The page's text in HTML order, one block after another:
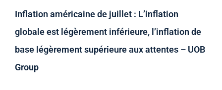
Inflation américaine de juillet : L’inflation
globale est légèrement inférieure, l’inflation de
base légèrement supérieure aux attentes – UOB
Group